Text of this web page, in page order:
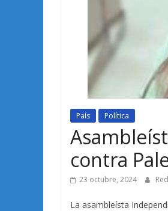
País Política
contra
23 octubre, 2024
La asambleísta